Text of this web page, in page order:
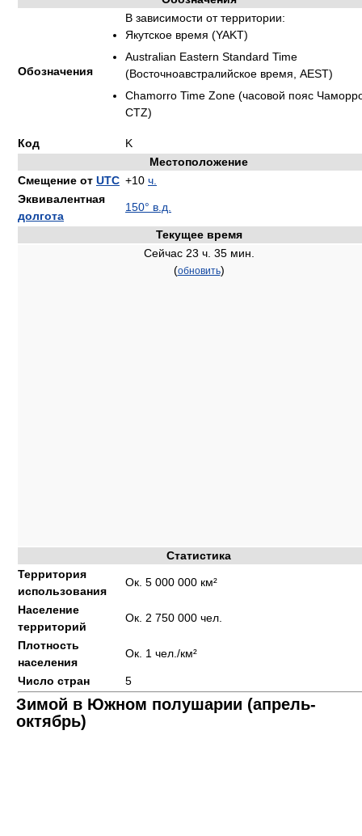
Обозначения
В зависимости от территории:
Якутское время (YAKT)
Australian Eastern Standard Time
(Восточноавстралийское время, AEST)
Chamorro Time Zone (часовой пояс
CTZ)
Код
K
Местоположение
Смещение от UTC +10 ч.
Эквивалентная
долгота
150° в.д.
Текущее время
Сейчас 23 ч. 35 мин.
(обновить)
Статистика
Территория
использования
Ок. 5 000 000 км²
Население
территорий
Ок. 2 750 000 чел.
Плотность
населения
Ок. 1 чел./км²
Число стран 5
Зимой в Южном полушарии (апрель-
октябрь)